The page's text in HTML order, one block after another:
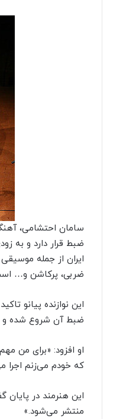
سامان احتشامی،
ایران از جمله موسیقی
ضربی، پرکاشن و…
این نوازنده پیانو
ضبط آن شروع شده و
او افزود: «برای من
که خودم می‌زنم اجرا
این هنرمند در
منتشر می‌شود.»